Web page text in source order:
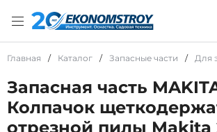
Главная / Каталог / Запасные части / Для
Запасная часть
Колпачок
отрезной пилы Makita